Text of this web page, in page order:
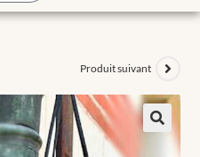
Produit suivant